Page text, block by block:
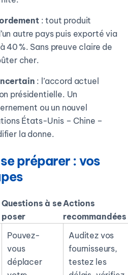
: tout produit
autre pays puis exporté via
40 %. Sans preuve claire de
cher.
: l’accord actuel
présidentielle. Un
ou un nouvel
États-Unis – Chine –
la donne.
préparer : vos
Questions à se
poser
Actions
recommandées
Pouvez-
vous
déplacer
Auditez vos
fournisseurs,
testez les